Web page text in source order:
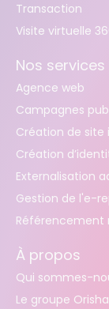
Transaction
Visite virtuelle
Nos services
Agence web
Campagnes
Création de site
Création
Externalisation
Gestion de l'e-
Référencement
À propos
Qui sommes-
Le groupe Orisha